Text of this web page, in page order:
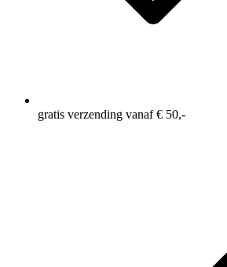
gratis verzending vanaf € 50,-